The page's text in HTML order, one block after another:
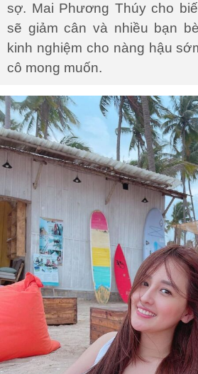
sợ. Mai Phương Thúy cho
sẽ giảm cân và nhiều bạn
kinh nghiệm cho nàng hậu
cô mong muốn.